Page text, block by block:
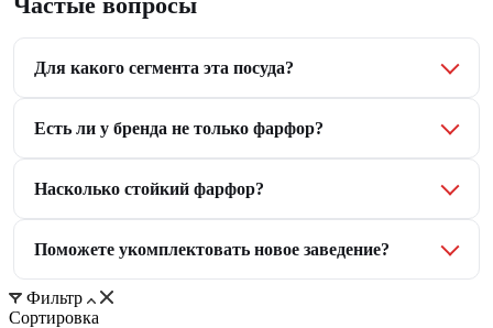
Для какого сегмента эта посуда?
Есть ли у бренда не только фарфор?
Насколько стойкий фарфор?
Поможете укомплектовать новое заведение?
Фильтр
Сортировка